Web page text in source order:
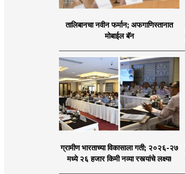
तालिबानचा नवीन फर्मान; अफगाणिस्तानात
मोबाईल बॅन
ग्रामीण भारताच्या विकासाला गती; २०२६-२७
मध्ये २६ हजार किमी नव्या रस्त्यांचे लक्ष्य!